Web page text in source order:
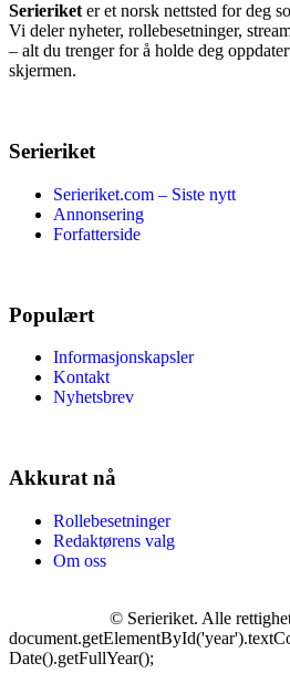
Serieriket er et norsk nettsted for deg
Vi deler nyheter, rollebesetninger,
– alt du trenger for å holde deg
skjermen.
Serieriket
Serieriket.com – Siste nytt
Annonsering
Forfatterside
Populært
Informasjonskapsler
Kontakt
Nyhetsbrev
Akkurat nå
Rollebesetninger
Redaktørens valg
Om oss
© Serieriket. Alle
Date().getFullYear();